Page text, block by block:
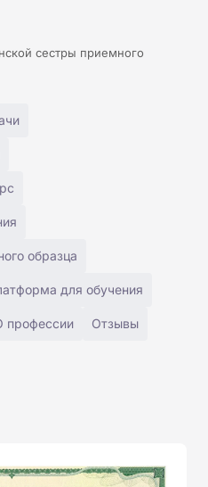
сестры приемного
образца
для обучения
профессии Отзывы